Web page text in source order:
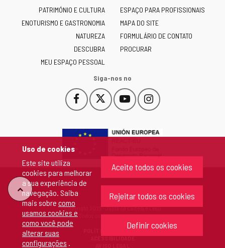
Uso de cookies
Este site utiliza
cookies para melhorar
a sua experiência de
navegação. Saiba
mais sobre como
usamos cookies e
como você pode
alterar suas
configurações .
Aceite todos os cookies
Rejeitar todos os cookies
Definir cookies
Castilla
y
León
-
PATRIMÓNIO E CULTURA
ENOTURISMO E GASTRONOMIA
NATUREZA
DESCUBRA
MEU ESPAÇO PESSOAL
ESPAÇO PARA PROFISSIONAIS
MAPA DO SITE
FORMULÁRIO DE CONTATO
PROCURAR
Siga-nos no
Facebook
Este
enlace
abrirá
nueva.
Este
enlace
abrirá
ventana
nueva.
YouTube
Este
enlace
abrirá
ventana
nueva.
Instagram
Este
enlace
abrirá
nueva.
"Voltar
ao
topo"
Copyright 2026 - Junta de Castela e Leão
Todos os direitos reservados
POLÍTICA DE COOKIES
ACESSIBILIDADE